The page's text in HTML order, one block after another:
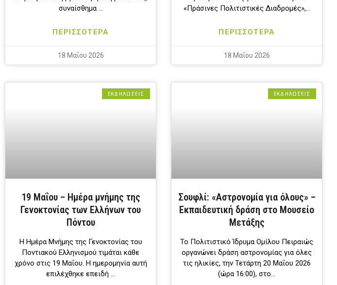
συναίσθημα …
ΠΕΡΙΣΣΟΤΕΡΑ
18 Μαΐου 2026
«Πράσινες Πολιτιστικές Διαδρομές»,…
ΠΕΡΙΣΣΟΤΕΡΑ
18 Μαΐου 2026
ΕΚΔΗΛΩΣΕΙΣ
19 Μαΐου – Hμέρα μνήμης της
Γενοκτονίας των Ελλήνων του
Πόντου
Η Ημέρα Μνήμης της Γενοκτονίας του
Ποντιακού Ελληνισμού τιμάται κάθε
χρόνο στις 19 Μαΐου. Η ημερομηνία αυτή
επιλέχθηκε επειδή …
ΕΚΔΗΛΩΣΕΙΣ
Σουφλί: «Αστρονομία για όλους» –
Εκπαιδευτική δράση στο Μουσείο
Μετάξης
Το Πολιτιστικό Ίδρυμα Ομίλου Πειραιώς
οργανώνει δράση αστρονομίας για όλες
τις ηλικίες, την Τετάρτη 20 Μαΐου 2026
(ώρα 16:00), στο…